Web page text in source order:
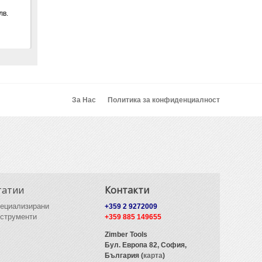
За Нас Политика за конфиденциалност
Контакти
+359 2 9272009
+359 885 149655
Zimber Tools
Бул. Европа 82,София,
България (карта)